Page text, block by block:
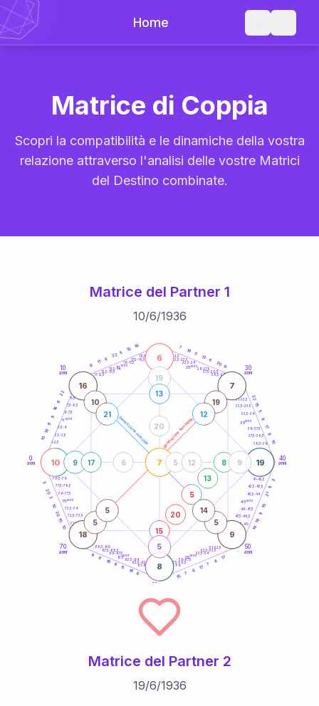
Home
Matrice di Coppia
Scopri la compatibilità e le dinamiche della vostra
relazione attraverso l'analisi delle vostre Matrici
del Destino combinate.
Matrice del Partner 1
10/6/1936
generazione maschile generazione femminile
0
anni
10
anni
30
anni
40
anni
50
anni
60
70
anni
1-2,5
2,5-3,5
3,5-4
6-7,5
7,5-8,5
8,5-9
11-12,5
12,5-13,5
13,5-14
16-17,5
17,5-18,5
18,5-19
21-22,5
22,5-23,5
23,5-24
26-27,5
27,5-28,5
28,5-29
31-32,5
32,5-33,5
33,5-34
36-37,5
37,5-38,5
38,5-39
41-42,5
42,5-43,5
43,5-44
46-47,5
47,5-48,5
48,5-49
51-52,5
52,5-53,5
53,5-54
56-57,5
57,5-58,5
58,5-59
61-62,5
62,5-63,5
63,5-64
66-67,5
67,5-68,5
68,5-69
71-72,5
72,5-73,5
73,5-74
76-77,5
77,5-78,5
78,5-79
10
18
8
8
14
6
22
9
11
6
22 5
10
16 7
19 5
13
6
20
9
22
15
5
8
17
9
10
3
11
21
10
11
19
10
17
8
7
17
6
7
15
6
16
6
8
16
8
8
10
10
20
10
3
20
3
10
6
19
8
7
16 7
18 9
15
20
5
13
8
9
19
9
5
17
13
5 12
6
20
10
21
19
12
5
5
5
14
5anni
15 anni 25anni
35anni
45anni
55anni
65anni
75anni
Matrice del Partner 2
19/6/1936